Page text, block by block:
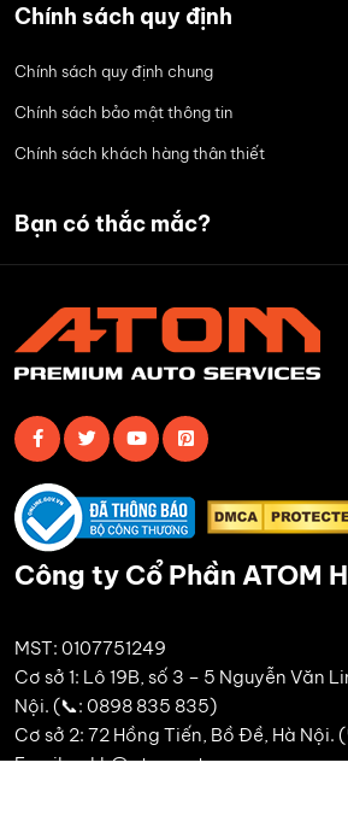
Chính sách quy định
Chính sách quy định chung
Chính sách bảo mật thông tin
Chính sách khách hàng thân thiết
Bạn có thắc mắc?
Công ty Cổ Phần ATOM
MST: 0107751249
Cơ sở 1: Lô 19B, số 3 – 5 Nguyễn Văn
Nội. (📞: 0898 835 835)
Cơ sở 2: 72 Hồng Tiến, Bồ Đề, Hà Nội.
Email: cskh@atomauto.vn